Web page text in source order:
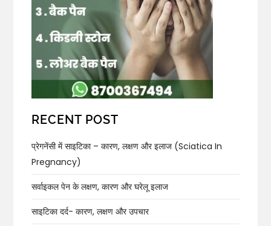
RECENT POST
प्रेगनेंसी में साइटिका – कारण, लक्षण और इलाज (Sciatica In
Pregnancy)
सर्वाइकल पेन के लक्षण, कारण और घरेलू इलाज
साइटिका दर्द- कारण, लक्षण और उपचार